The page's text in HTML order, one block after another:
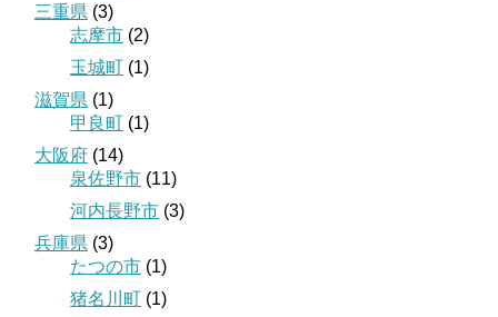
三重県 (3)
志摩市 (2)
玉城町 (1)
滋賀県 (1)
甲良町 (1)
大阪府 (14)
泉佐野市 (11)
河内長野市 (3)
兵庫県 (3)
たつの市 (1)
猪名川町 (1)